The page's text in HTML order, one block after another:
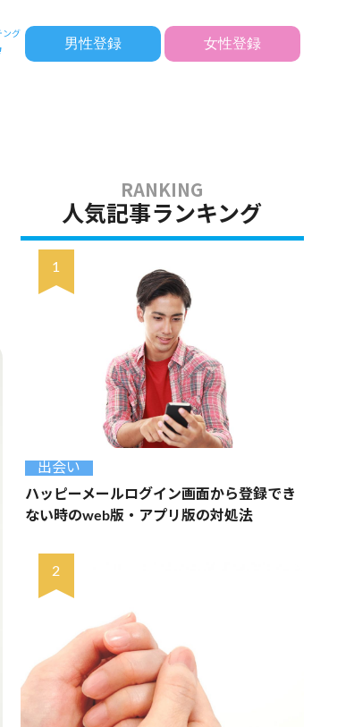
男性登録 女性登録
人気記事ランキング
出会い
ハッピーメールログイン画面から登録でき
ない時のweb版・アプリ版の対処法